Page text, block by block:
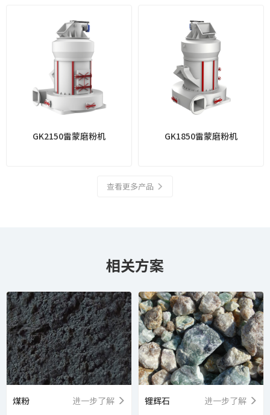
GK2150雷蒙磨粉机 GK1850雷蒙磨粉机
查看更多产品
相关方案
煤粉 进一步了解 锂辉石 进一步了解